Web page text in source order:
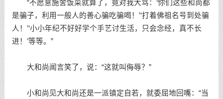
“不愿意施舍饭菜就算了，竟对我大骂：‘你们这些和尚都
是骗子，利用一般人的善心骗吃骗喝！’‘打着佛祖名号到处骗
人！’‘小小年纪不好好学个手艺讨生活，只会念经，真不长
进！’等等。”
大和尚闻言笑了，说：“这就叫侮辱？”
小和尚见大和尚还是一派镇定自若，就委屈地回嘴：“当